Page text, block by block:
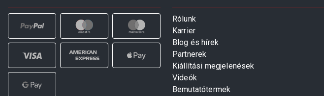
Rólunk
Karrier
Blog és hírek
Partnerek
Kiállítási megjelenések
Videók
Bemutatótermek